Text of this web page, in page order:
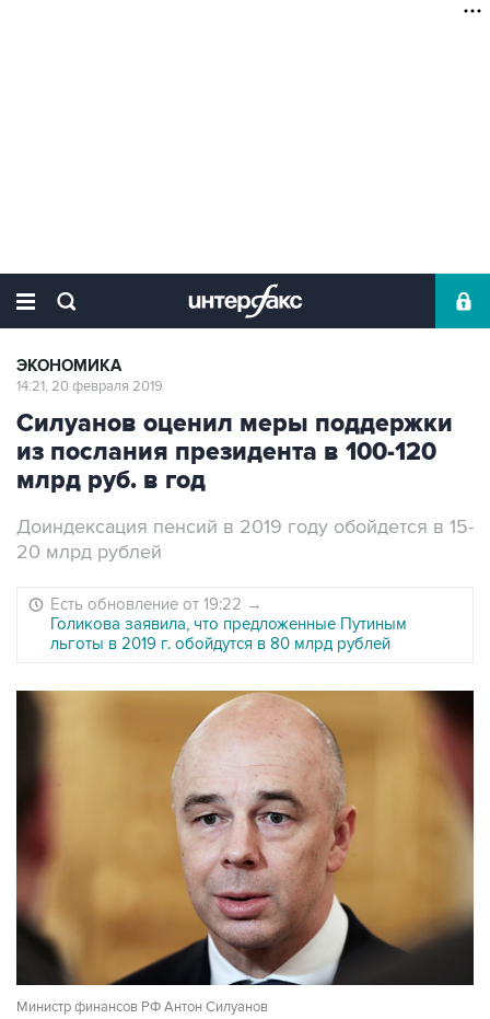
ЭКОНОМИКА
14:21, 20 февраля 2019
Силуанов оценил меры поддержки
из послания президента в 100-120
млрд руб. в год
Доиндексация пенсий в 2019 году обойдется в 15-
20 млрд рублей
Есть обновление от 19:22 →
Голикова заявила, что предложенные Путиным
льготы в 2019 г. обойдутся в 80 млрд рублей
Министр финансов РФ Антон Силуанов